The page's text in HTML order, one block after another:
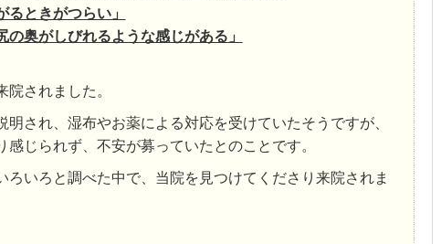
るときがつらい」
の奥がしびれるような感じがある」
院されました。
明され、湿布やお薬による対応を受けていたそうですが、
感じられず、不安が募っていたとのことです。
ろいろと調べた中で、当院を見つけてくださり来院されま